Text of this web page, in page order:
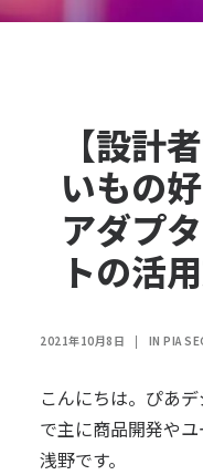
【設計
いもの
アダプ
トの活
2021年10月8日 | IN PIA
こんにちは。ぴあ
で主に商品開発や
浅野です。